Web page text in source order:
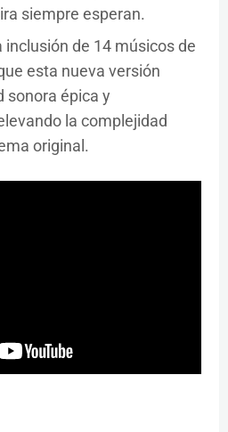
siempre esperan.
inclusión de 14 músicos de
esta nueva versión
sonora épica y
la complejidad
original.